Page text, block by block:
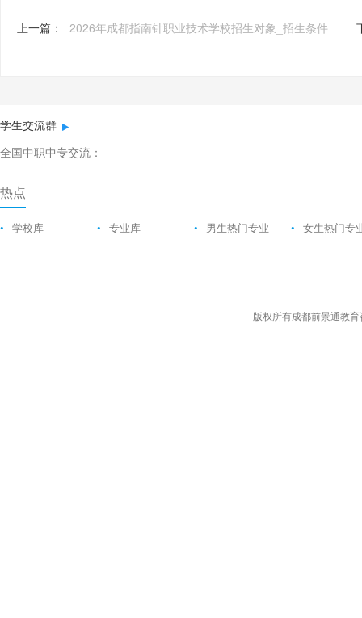
上一篇： 2026年成都指南针职业技术学校招生对象_招生条件
学生交流群
全国中职中专交流：
热点
• 学校库 • 专业库 • 男生热门专业 • 女生热门专
版权所有成都前景通教